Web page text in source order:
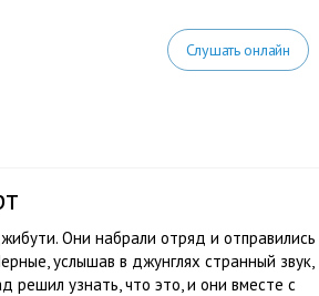
Слушать онлайн
Они набрали отряд и отправились
услышав в джунглях странный звук,
решил узнать, что это, и они вместе с